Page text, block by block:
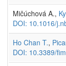
Mičúchová A.,
DOI: 10.1016/
Ho Chan T.,
DOI: 10.3389/